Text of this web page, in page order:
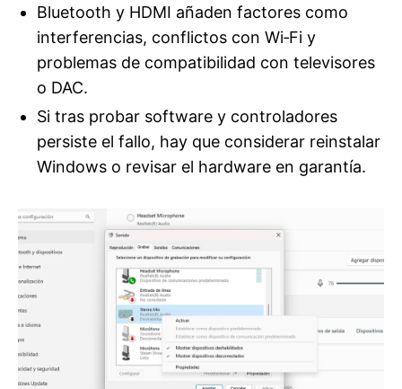
Bluetooth y HDMI añaden factores como
interferencias, conflictos con Wi‑Fi y
problemas de compatibilidad con televisores
o DAC.
Si tras probar software y controladores
persiste el fallo, hay que considerar reinstalar
Windows o revisar el hardware en garantía.